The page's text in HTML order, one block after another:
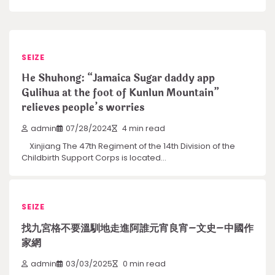
SEIZE
He Shuhong: “Jamaica Sugar daddy app
Gulihua at the foot of Kunlun Mountain”
relieves people’s worries
admin 07/28/2024 4 min read
Xinjiang The 47th Regiment of the 14th Division of the
Childbirth Support Corps is located…
SEIZE
找九宮格不要溫馴地走進阿誰元宵良宵–文史–中國作
家網
admin 03/03/2025 0 min read